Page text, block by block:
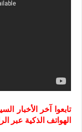
تابعوا آخر الأخبار
الهواتف الذكية عبر